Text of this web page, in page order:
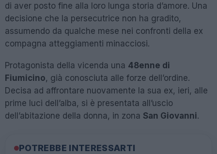
di aver posto fine alla loro lunga storia d’amore. Una
decisione che la persecutrice non ha gradito,
assumendo da qualche mese nei confronti della ex
compagna atteggiamenti minacciosi.
Protagonista della vicenda una 48enne di
Fiumicino, già conosciuta alle forze dell’ordine.
Decisa ad affrontare nuovamente la sua ex, ieri, alle
prime luci dell’alba, si è presentata all’uscio
dell’abitazione della donna, in zona San Giovanni.
POTREBBE INTERESSARTI